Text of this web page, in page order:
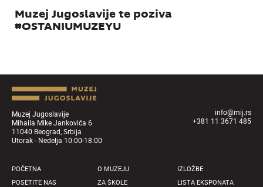
Muzej Jugoslavije te poziva
#OSTANIUMUZEYU
Muzej Jugoslavije
Mihaila Mike Jankovića 6
11040 Beograd, Srbija
Utorak - Nedelja 10:00-18:00
info@mij.rs
+381 11 3671 485
POČETNA
POSETITE NAS
O MUZEJU
ZA ŠKOLE
IZLOŽBE
LISTA EKSPONATA